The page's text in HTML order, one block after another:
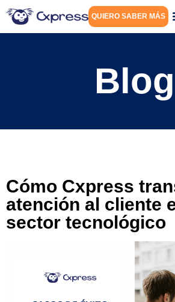
QUIERO SABER MÁS
Blog
Cómo Cxpress
atención al cliente
sector tecnológico